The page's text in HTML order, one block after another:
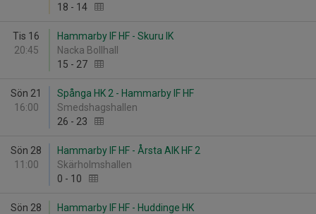
18 - 14
Tis 16
20:45
Hammarby IF HF - Skuru IK
Nacka Bollhall
15 - 27
Sön 21
16:00
Spånga HK 2 - Hammarby IF HF
Smedshagshallen
26 - 23
Sön 28
11:00
Hammarby IF HF - Årsta AIK HF 2
Skärholmshallen
0 - 10
Sön 28
Hammarby IF HF - Huddinge HK